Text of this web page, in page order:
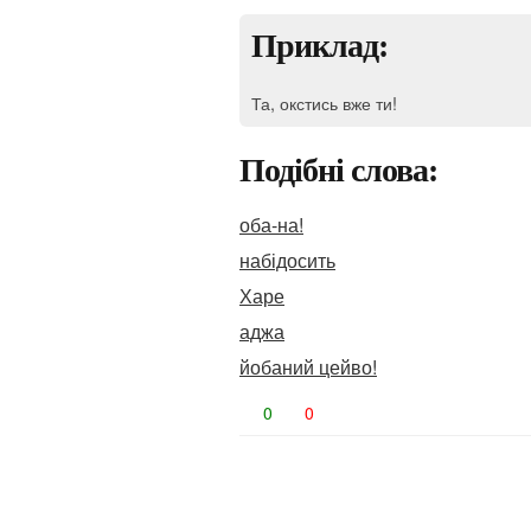
Приклад:
Та, окстись вже ти!
Подібні слова:
оба-на!
набідосить
Харе
аджа
йобаний цейво!
0 0